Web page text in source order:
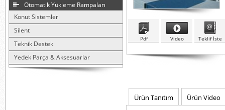
Otomatik Yükleme Rampaları
Konut Sistemleri
Silent
Teknik Destek
Yedek Parça & Aksesuarlar
Pdf Video Teklif İste
Ürün Tanıtım Ürün Video